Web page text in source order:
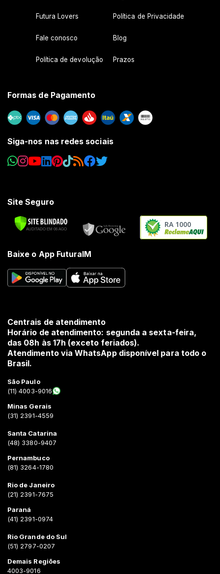
Futura Lovers Política de Privacidade
Fale conosco Blog
Política de devolução Prazos
Formas de Pagamento
Siga-nos nas redes sociais
Site Seguro
RA 1000
Baixe o App FuturaIM
Centrais de atendimento
Horário de atendimento: segunda a sexta-feira,
das 08h às 17h (exceto feriados).
Atendimento via WhatsApp disponível para todo o
Brasil.
São Paulo
(11) 4003-9016
Minas Gerais
(31) 2391-4559
Santa Catarina
(48) 3380-9407
Pernambuco
(81) 3264-1780
Rio de Janeiro
(21) 2391-7675
Paraná
(41) 2391-0974
Rio Grande do Sul
(51) 2797-0207
Demais Regiões
4003-9016